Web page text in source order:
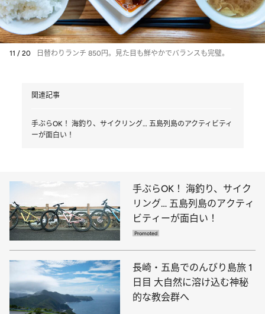
11 / 20 日替わりランチ 850円。見た目も鮮やかでバランスも完璧。
関連記事
手ぶらOK！ 海釣り、サイクリング… 五島列島のアクティビティ
ーが面白い！
手ぶらOK！ 海釣り、サイク
リング… 五島列島のアクティ
ビティーが面白い！
長崎・五島でのんびり島旅 1
日目 大自然に溶け込む神秘
的な教会群へ